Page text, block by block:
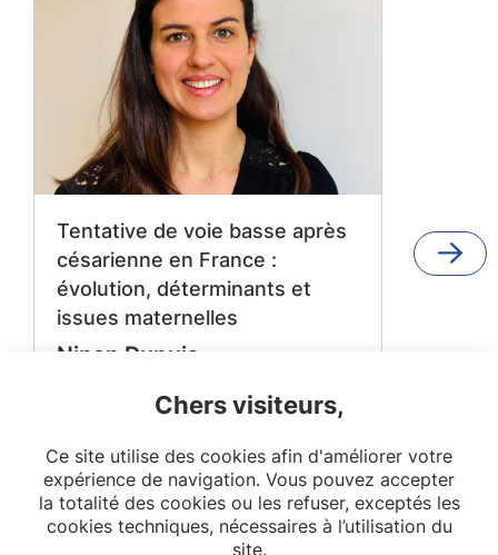
Tentative de voie basse après
césarienne en France :
évolution, déterminants et
issues maternelles
Ninon Dupuis
Promotion : 2025 - 2028
Encadrant.es : Camillle Le Ray
Lire la suite
OPPaLE
Chers visiteurs,
Ce site utilise des cookies afin d'améliorer votre
expérience de navigation. Vous pouvez accepter
la totalité des cookies ou les refuser, exceptés les
cookies techniques, nécessaires à l’utilisation du
site.